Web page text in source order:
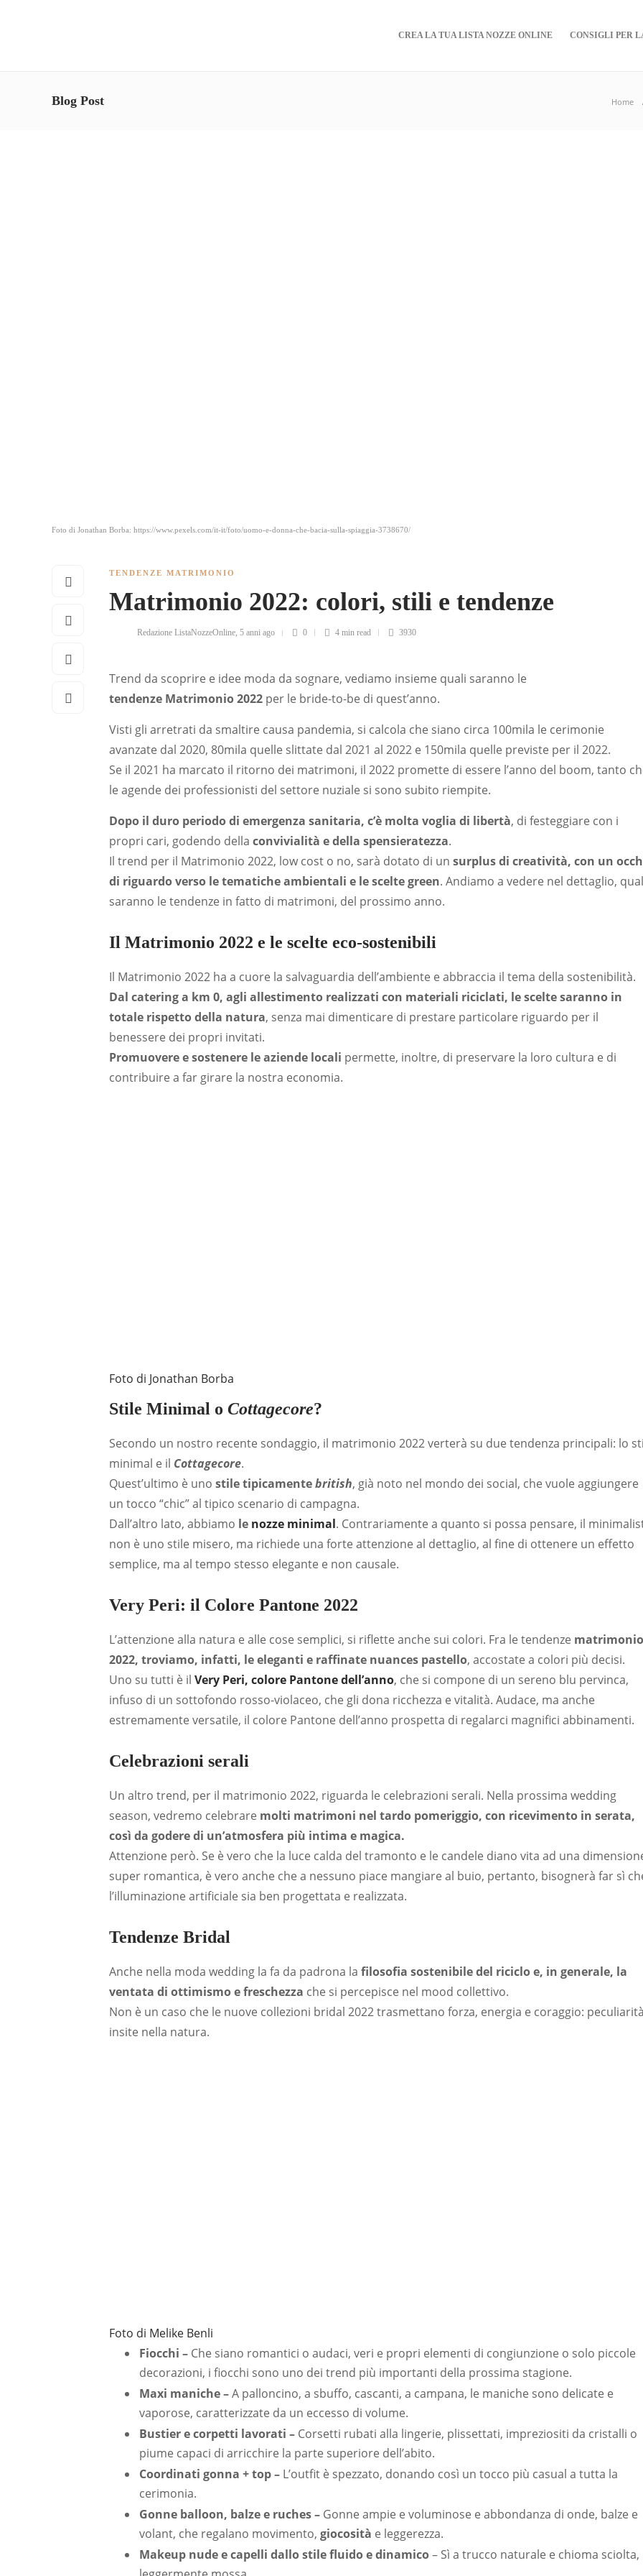
CREA LA TUA LISTA NOZZE ONLINE CONSIGLI PER
Blog Post Home
Foto di Jonathan Borba: https://www.pexels.com/it-it/foto/uomo-e-donna-che-bacia-sulla-spiaggia-3738670/
TENDENZE MATRIMONIO
Matrimonio 2022: colori, stili e tendenze
Redazione ListaNozzeOnline 5 anni ago 0 4 min read 3930
Trend da scoprire e idee moda da sognare, vediamo insieme quali saranno le
tendenze Matrimonio 2022 per le bride-to-be di quest’anno.
Visti gli arretrati da smaltire causa pandemia, si calcola che siano circa 100mila le cerimonie
avanzate dal 2020, 80mila quelle slittate dal 2021 al 2022 e 150mila quelle previste per il 2022.
Se il 2021 ha marcato il ritorno dei matrimoni, il 2022 promette di essere l’anno del boom, tanto
le agende dei professionisti del settore nuziale si sono subito riempite.
Dopo il duro periodo di emergenza sanitaria, c’è molta voglia di libertà, di festeggiare con i
propri cari, godendo della convivialità e della spensieratezza.
Il trend per il Matrimonio 2022, low cost o no, sarà dotato di un surplus di creatività, con un
di riguardo verso le tematiche ambientali e le scelte green. Andiamo a vedere nel dettaglio,
saranno le tendenze in fatto di matrimoni, del prossimo anno.
Il Matrimonio 2022 e le scelte eco-sostenibili
Il Matrimonio 2022 ha a cuore la salvaguardia dell’ambiente e abbraccia il tema della sostenibilità.
Dal catering a km 0, agli allestimento realizzati con materiali riciclati, le scelte saranno in
totale rispetto della natura, senza mai dimenticare di prestare particolare riguardo per il
benessere dei propri invitati.
Promuovere e sostenere le aziende locali permette, inoltre, di preservare la loro cultura e di
contribuire a far girare la nostra economia.
Foto di Jonathan Borba
Stile Minimal o Cottagecore?
Secondo un nostro recente sondaggio, il matrimonio 2022 verterà su due tendenza principali: lo
minimal e il Cottagecore.
Quest’ultimo è uno stile tipicamentebritish, già noto nel mondo dei social, che vuole aggiungere
un tocco “chic” al tipico scenario di campagna.
Dall’altro lato, abbiamo le nozze minimal. Contrariamente a quanto si possa pensare, il
non è uno stile misero, ma richiede una forte attenzione al dettaglio, al fine di ottenere un effetto
semplice, ma al tempo stesso elegante e non causale.
Very Peri: il Colore Pantone 2022
L’attenzione alla natura e alle cose semplici, si riflette anche sui colori. Fra le tendenze matrimonio
2022, troviamo, infatti, le eleganti e raffinate nuances pastello, accostate a colori più decisi.
Uno su tutti è il Very Peri, colore Pantone dell’anno, che si compone di un sereno blu pervinca,
infuso di un sottofondo rosso-violaceo, che gli dona ricchezza e vitalità. Audace, ma anche
estremamente versatile, il colore Pantone dell’anno prospetta di regalarci magnifici abbinamenti.
Celebrazioni serali
Un altro trend, per il matrimonio 2022, riguarda le celebrazioni serali. Nella prossima wedding
season, vedremo celebrare molti matrimoni nel tardo pomeriggio, con ricevimento in serata,
così da godere di un’atmosfera più intima e magica.
Attenzione però. Se è vero che la luce calda del tramonto e le candele diano vita ad una
super romantica, è vero anche che a nessuno piace mangiare al buio, pertanto, bisognerà far sì
l’illuminazione artificiale sia ben progettata e realizzata.
Tendenze Bridal
Anche nella moda wedding la fa da padrona la filosofia sostenibile del riciclo e, in generale, la
ventata di ottimismo e freschezza che si percepisce nel mood collettivo.
Non è un caso che le nuove collezioni bridal 2022 trasmettano forza, energia e coraggio: peculiarità
insite nella natura.
Foto di Melike Benli
Fiocchi – Che siano romantici o audaci, veri e propri elementi di congiunzione o solo piccole
decorazioni, i fiocchi sono uno dei trend più importanti della prossima stagione.
Maxi maniche –A palloncino, a sbuffo, cascanti, a campana, le maniche sono delicate e
vaporose, caratterizzate da un eccesso di volume.
Bustier e corpetti lavorati – Corsetti rubati alla lingerie, plissettati, impreziositi da cristalli o
piume capaci di arricchire la parte superiore dell’abito.
Coordinati gonna + top – L’outfit è spezzato, donando così un tocco più casual a tutta la
cerimonia.
Gonne balloon, balze e ruches– Gonne ampie e voluminose e abbondanza di onde, balze e
volant, che regalano movimento, giocosità e leggerezza.
Makeup nude e capelli dallo stile fluido e dinamico– Sì a trucco naturale e chioma sciolta,